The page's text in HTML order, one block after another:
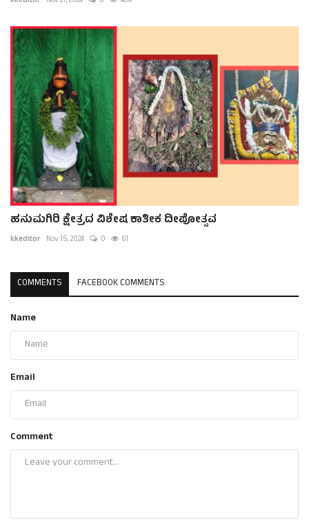
ಹನುಮಗಿರಿ ಕ್ಷೇತ್ರದ ವಿಶೇಷ ಕಾತೀಕ ದೀಪೋತ್ಸವ
kkeditor Nov 15, 2024 0 61
COMMENTS FACEBOOK COMMENTS
Name
Email
Comment